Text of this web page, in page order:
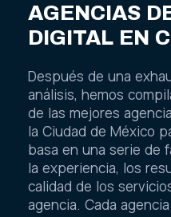
AGENCIAS
DIGITAL EN
Después de una
análisis, hemos
de las mejores
la Ciudad de México
basa en una serie de
la experiencia, los
calidad de los
agencia. Cada